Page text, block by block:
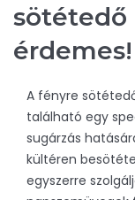
sötétedő
érdemes!
A fényre
található egy
sugárzás
kültéren
egyszerre